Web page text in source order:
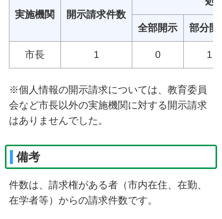
実施機関 開示請求件数
全部開示 部分開
市長 1 0 1
※個人情報の開示請求については、教育委員
会など市長以外の実施機関に対する開示請求
はありませんでした。
備考
件数は、請求権がある者（市内在住、在勤、
在学者等）からの請求件数です。